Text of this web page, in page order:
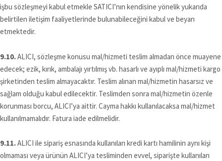
işbu sözleşmeyi kabul etmekle SATICI’nın kendisine yönelik yukarıda
belirtilen iletişim faaliyetlerinde bulunabileceğini kabul ve beyan
etmektedir.
9.10.ALICI, sözleşme konusu mal/hizmeti teslim almadan önce muayene
edecek; ezik, kırık, ambalajı yırtılmış vb. hasarlı ve ayıplı mal/hizmeti kargo
şirketinden teslim almayacaktır. Teslim alınan mal/hizmetin hasarsız ve
sağlam olduğu kabul edilecektir. Teslimden sonra mal/hizmetin özenle
korunması borcu, ALICI’ya aittir. Cayma hakkı kullanılacaksa mal/hizmet
kullanılmamalıdır. Fatura iade edilmelidir.
9.11.ALICI ile sipariş esnasında kullanılan kredi kartı hamilinin aynı kişi
olmaması veya ürünün ALICI’ya tesliminden evvel, siparişte kullanılan